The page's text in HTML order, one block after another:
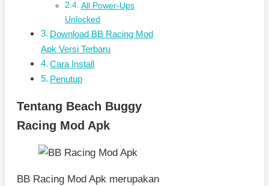
All Power-Ups
Unlocked
Download BB Racing Mod
Apk Versi Terbaru
Cara Install
Penutup
Tentang Beach Buggy
Racing Mod Apk
BB Racing Mod Apk merupakan